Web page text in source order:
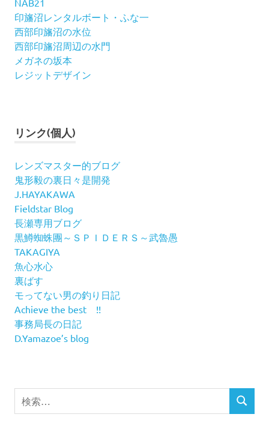
NAB21
印旛沼レンタルボート・ふな一
西部印旛沼の水位
西部印旛沼周辺の水門
メガネの坂本
レジットデザイン
リンク(個人)
レンズマスター的ブログ
鬼形毅の裏日々是開発
J.HAYAKAWA
Fieldstar Blog
長瀬専用ブログ
黒鱒蜘蛛團～ＳＰＩＤＥＲＳ～武魯愚
TAKAGIYA
魚心水心
裏ばす
モってない男の釣り日記
Achieve the best !!
事務局長の日記
D.Yamazoe’s blog
検
索
検